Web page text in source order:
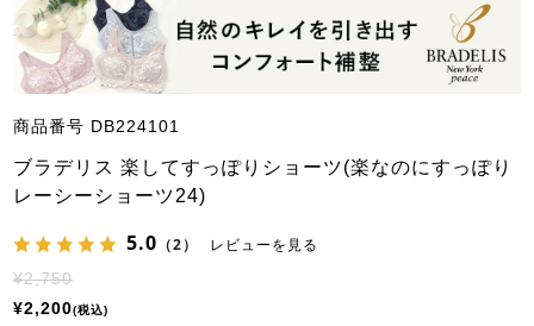
商品番号 DB224101
ブラデリス 楽してすっぽりショーツ(楽なのにすっぽり
レーシーショーツ24)
5.0 （2） レビューを見る
¥2,750
¥2,200 税込